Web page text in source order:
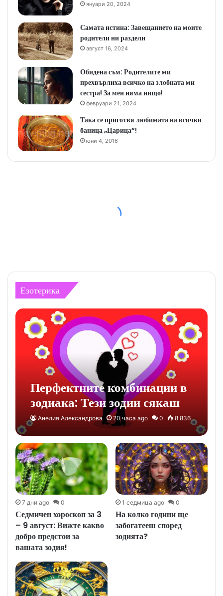
януари 20, 2024
Самата истина: Завещанието на моите
родители ни раздели
август 16, 2024
Обидена съм: Родителите ми
прехвърлиха всичко на злобната ми
сестра! За мен няма нищо!
февруари 21, 2024
Така се приготвя любимата на всички
баница „Царица“!
юни 4, 2016
Езотерика
Перфектните комбинации в
зодиака: Тези зодии сякаш
са създадени една за друга!
Анелия Александрова 20 часа ago 0 8 836
7 дни ago 0
Седмичен хороскоп за 3
– 9 август: Вижте какво
добро предстои за
вашата зодия!
1 седмица ago 0
На колко години ще
забогатееш според
зодията?